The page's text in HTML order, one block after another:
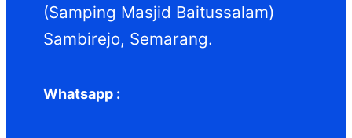
(Samping Masjid Baitussalam)
Sambirejo, Semarang.
Whatsapp :